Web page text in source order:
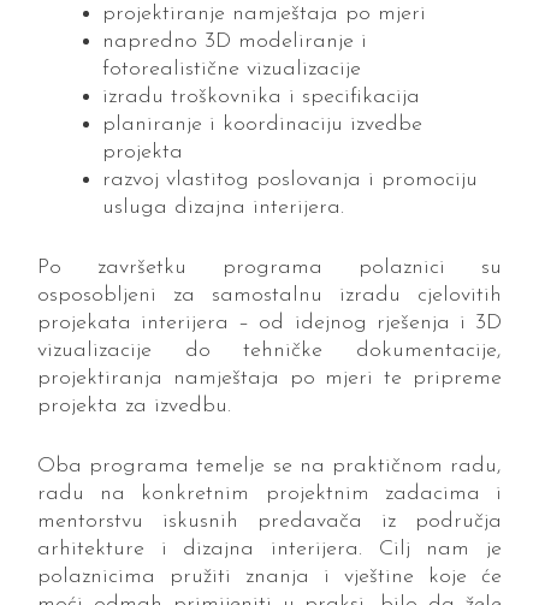
projektiranje namještaja po mjeri
napredno 3D modeliranje i
fotorealistične vizualizacije
izradu troškovnika i specifikacija
planiranje i koordinaciju izvedbe
projekta
razvoj vlastitog poslovanja i promociju
usluga dizajna interijera.
Po završetku programa polaznici su
osposobljeni za samostalnu izradu cjelovitih
projekata interijera – od idejnog rješenja i 3D
vizualizacije do tehničke dokumentacije,
projektiranja namještaja po mjeri te pripreme
projekta za izvedbu.
Oba programa temelje se na praktičnom radu,
radu na konkretnim projektnim zadacima i
mentorstvu iskusnih predavača iz područja
arhitekture i dizajna interijera. Cilj nam je
polaznicima pružiti znanja i vještine koje će